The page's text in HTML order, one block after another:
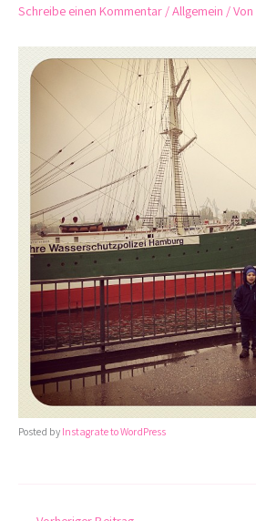
Schreibe einen Kommentar /Allgemein / Von
Posted by Instagrate to WordPress